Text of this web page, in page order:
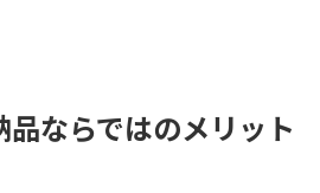
品ならではのメリット